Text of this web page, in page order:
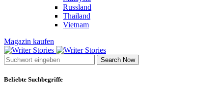
Russland
Thailand
Vietnam
Magazin kaufen
Search Now
Beliebte Suchbegriffe